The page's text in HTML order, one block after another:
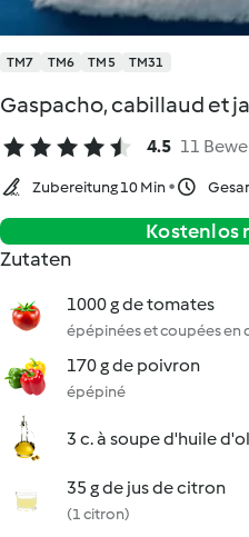
TM7 TM6 TM5 TM31
Gaspacho, cabillaud et
4.5 11
Zubereitung 10 Min
Kostenlos
Zutaten
1000 g de tomates
épépinées et coupées en
170 g de poivron
épépiné
3 c. à soupe d'huile
35 g de jus de citron
(1 citron)